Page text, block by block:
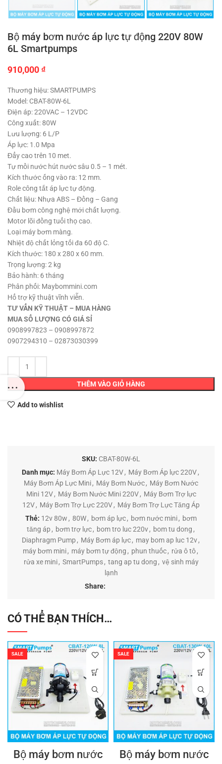
Bộ máy bơm nước áp lực tự động 220V 80W
6L Smartpumps
910,000 ₫
Thương hiệu: SMARTPUMPS
Model: CBAT-80W-6L
Điện áp: 220VAC – 12VDC
Công xuất: 80W
Lưu lượng: 6 L/P
Áp lực: 1.0 Mpa
Đẩy cao trên 10 met.
Tự mồi nước hút nước sâu 0.5 – 1 mét.
Kích thước ống vào ra: 12 mm.
Role công tắt áp lực tự động.
Chất liệu: Nhựa ABS – Đồng – Gang
Đầu bơm công nghệ mới chất lượng.
Motor lõi đồng tuổi thọ cao.
Loại máy bơm màng.
Nhiệt độ chất lỏng tối đa 60 độ C.
Kích thước: 180 x 280 x 60 mm.
Trọng lượng: 2 kg
Bảo hành: 6 tháng
Phân phối: Maybommini.com
Hổ trợ kỹ thuật vĩnh viễn.
TƯ VẤN KỸ THUẬT – MUA HÀNG
MUA SỐ LƯỢNG CÓ GIÁ SỈ
0908997823 – 0908997872
0907294310 – 02873030399
THÊM VÀO GIỎ HÀNG
Add to wishlist
SKU: CBAT-80W-6L
Danh mục: Máy Bơm Áp Lực 12V, Máy Bơm Áp lực 220V,
Máy Bơm Áp Lực Mini, Máy Bơm Nước, Máy Bơm Nước
Mini 12V , Máy Bơm Nước Mini 220V , Máy Bơm Trợ lực
12V, Máy Bơm Trợ Lực 220V, Máy Bơm Trợ Lực Tăng Áp
Thẻ: 12v 80w , 80W, bơm áp lực, bơm nước mini, bơm
tăng áp , bơm trợ lực , bom tro luc 220v , bom tu dong ,
Diaphragm Pump , Máy Bơm áp lực , may bom ap luc 12v ,
máy bơm mini, máy bơm tự động , phun thuốc, rửa ô tô,
rửa xe mini , SmartPumps , tang ap tu dong , vệ sinh máy
lạnh
Share:
CÓ THỂ BẠN THÍCH…
SALE
Bộ máy bơm nước
SALE
Bộ máy bơm nước